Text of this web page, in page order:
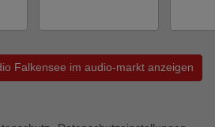
Falkensee im audio-markt anzeigen